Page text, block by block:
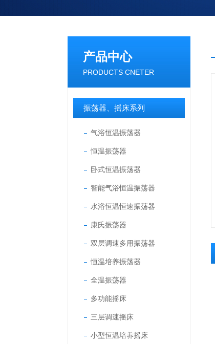
产品中心
PRODUCTS CNETER
振荡器、摇床系列
气浴恒温振荡器
恒温振荡器
卧式恒温振荡器
智能气浴恒温振荡器
水浴恒温恒速振荡器
康氏振荡器
双层调速多用振荡器
恒温培养振荡器
全温振荡器
多功能摇床
三层调速摇床
小型恒温培养摇床